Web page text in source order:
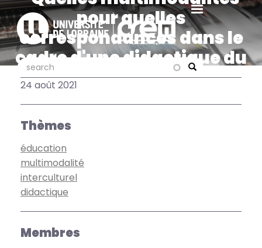
Aller
au
contenu
principal
Search
search search
pour quelles
correspondances dans le
cadre d'une didactique du
français fondée sur
l'approche interculturelle
24 août 2021
Thèmes
éducation
multimodalité
interculturel
didactique
Membres